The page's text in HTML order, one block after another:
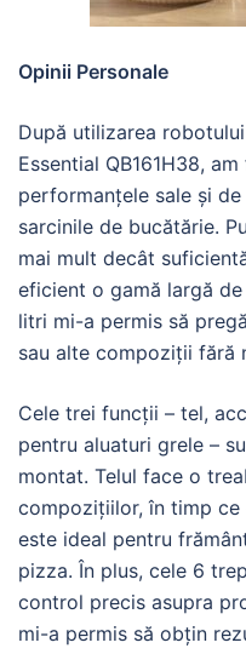
Opinii Personale
După utilizarea
Essential QB161H38,
performanțele sale și
sarcinile de bucătărie.
mai mult decât
eficient o gamă largă
litri mi-a permis să
sau alte compoziții fără
Cele trei funcții – tel,
pentru aluaturi grele –
montat. Telul face o
compozițiilor, în timp
este ideal pentru
pizza. În plus, cele 6
control precis asupra
mi-a permis să obțin